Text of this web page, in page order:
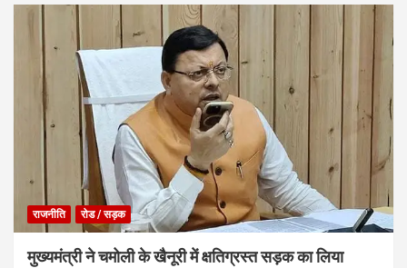
राजनीति रोड / सड़क
मुख्यमंत्री ने चमोली के खैनूरी में क्षतिग्रस्त सड़क का लिया